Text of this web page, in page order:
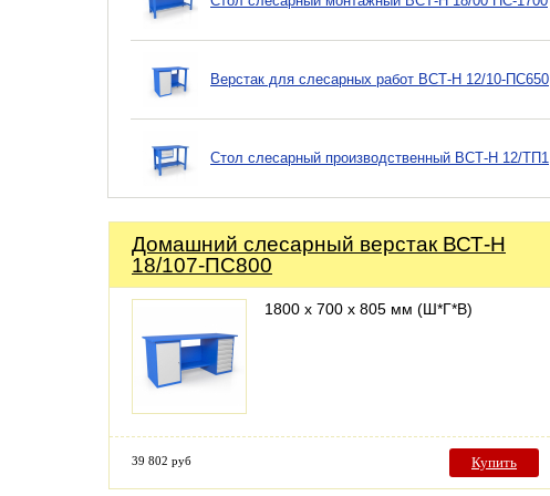
Верстак для слесарных работ ВСТ-Н 12/10-ПС650
Стол слесарный производственный ВСТ-Н 12/ТП1
Домашний слесарный верстак ВСТ-Н
18/107-ПС800
1800 х 700 х 805 мм (Ш*Г*В)
39 802 руб Купить